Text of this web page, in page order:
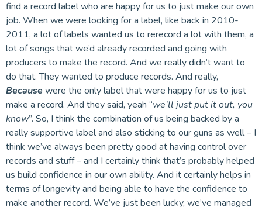
find a record label who are happy for us to just make our own
job. When we were looking for a label, like back in 2010-
2011, a lot of labels wanted us to rerecord a lot with them, a
lot of songs that we’d already recorded and going with
producers to make the record. And we really didn’t want to
do that. They wanted to produce records. And really,
Becausewere the only label that were happy for us to just
make a record. And they said, yeah “we’ll just put it out, you
know”. So, I think the combination of us being backed by a
really supportive label and also sticking to our guns as well – I
think we’ve always been pretty good at having control over
records and stuff – and I certainly think that’s probably helped
us build confidence in our own ability. And it certainly helps in
terms of longevity and being able to have the confidence to
make another record. We’ve just been lucky, we’ve managed